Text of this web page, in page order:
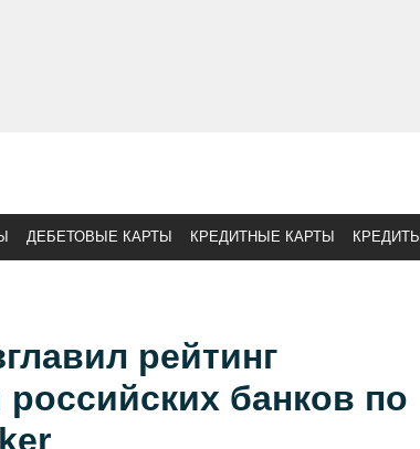
ДЕБЕТОВЫЕ КАРТЫ КРЕДИТНЫЕ КАРТЫ КРЕДИТЫ
рейтинг
банков по